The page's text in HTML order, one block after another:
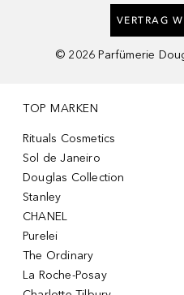
VERTRAG
© 2026 Parfümerie
TOP MARKEN
Rituals Cosmetics
Sol de Janeiro
Douglas Collection
Stanley
CHANEL
Purelei
The Ordinary
La Roche-Posay